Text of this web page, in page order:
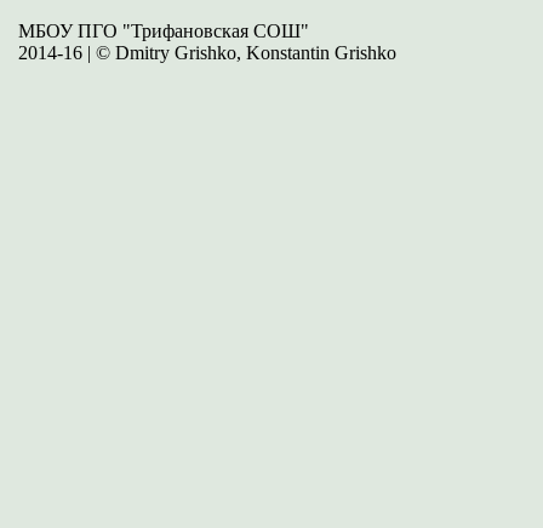
МБОУ ПГО "Трифановская СОШ"
2014-16 | © Dmitry Grishko, Konstantin Grishko